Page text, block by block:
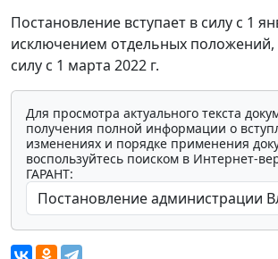
Постановление вступает в силу с 1
исключением отдельных
силу с 1 марта 2022 г.
Для просмотра актуального текста
получения полной информации о
изменениях и порядке применения
воспользуйтесь поиском в Интернет-
ГАРАНТ: